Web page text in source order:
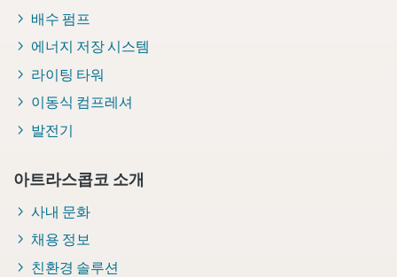
배수 펌프
에너지 저장 시스템
라이팅 타워
이동식 컴프레셔
발전기
아트라스콥코 소개
사내 문화
채용 정보
친환경 솔루션